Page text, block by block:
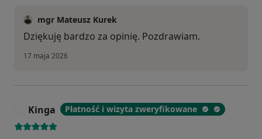
mgr Mateusz Kurek
Dziękuję bardzo za opinię. Pozdrawiam.
17 maja 2026
Kinga Płatność i wizyta zweryfikowane